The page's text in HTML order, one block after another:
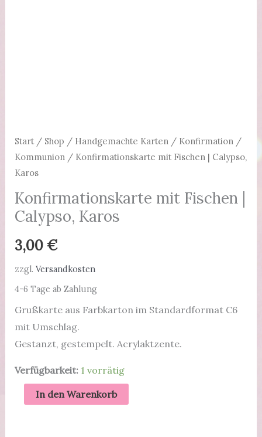
Start/ Shop / Handgemachte Karten / Konfirmation /
Kommunion / Konfirmationskarte mit Fischen | Calypso,
Karos
Konfirmationskarte mit Fischen |
Calypso, Karos
3,00€
zzgl. Versandkosten
4-6 Tage ab Zahlung
Grußkarte aus Farbkarton im Standardformat C6
mit Umschlag.
Gestanzt, gestempelt. Acrylaktzente.
Verfügbarkeit: 1 vorrätig
Konfirmationskarte
mit
In den Warenkorb